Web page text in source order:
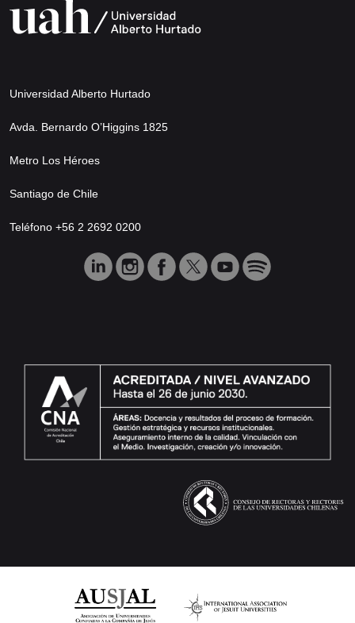
Universidad Alberto Hurtado
Avda. Bernardo O’Higgins 1825
Metro Los Héroes
Santiago de Chile
Teléfono +56 2 2692 0200